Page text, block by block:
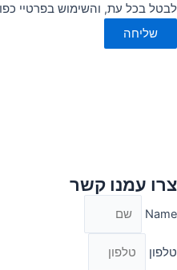
לבטל בכל עת, והשימוש בפרטיי
שליחה
צרו עמנו קשר
Name
טלפון